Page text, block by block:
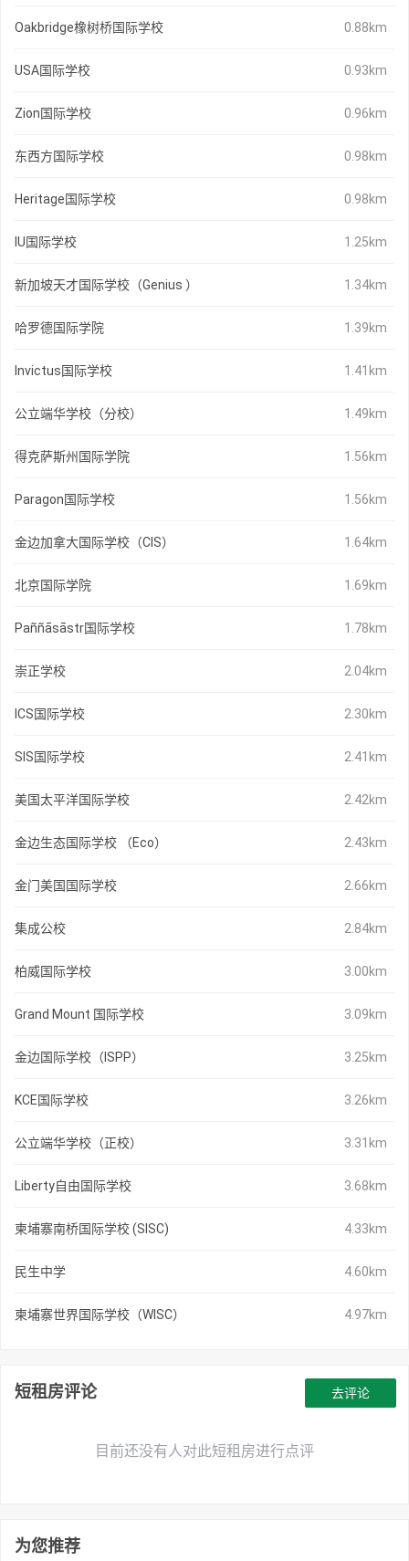
Oakbridge橡树桥国际学校 0.88km
USA国际学校 0.93km
Zion国际学校 0.96km
东西方国际学校 0.98km
Heritage国际学校 0.98km
IU国际学校 1.25km
新加坡天才国际学校（Genius ） 1.34km
哈罗德国际学院 1.39km
Invictus国际学校 1.41km
公立端华学校（分校） 1.49km
得克萨斯州国际学院 1.56km
Paragon国际学校 1.56km
金边加拿大国际学校（CIS） 1.64km
北京国际学院 1.69km
Paññāsāstr国际学校 1.78km
崇正学校 2.04km
ICS国际学校 2.30km
SIS国际学校 2.41km
美国太平洋国际学校 2.42km
金边生态国际学校 （Eco） 2.43km
金门美国国际学校 2.66km
集成公校 2.84km
柏威国际学校 3.00km
Grand Mount 国际学校 3.09km
金边国际学校（ISPP） 3.25km
KCE国际学校 3.26km
公立端华学校（正校） 3.31km
Liberty自由国际学校 3.68km
柬埔寨南桥国际学校 (SISC) 4.33km
民生中学 4.60km
柬埔寨世界国际学校（WISC） 4.97km
短租房评论
目前还没有人对此短租房进行点评
去评论
为您推荐